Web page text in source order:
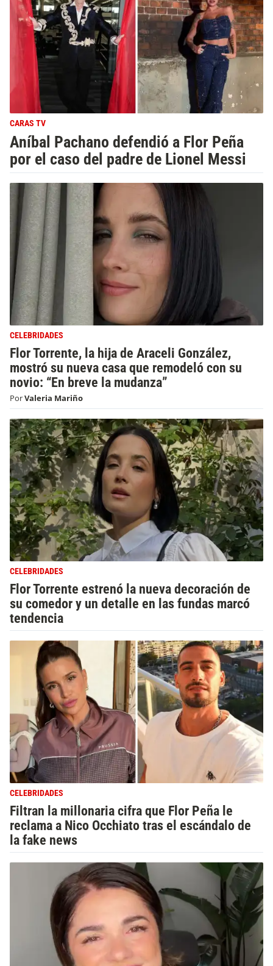
CARAS TV
Aníbal Pachano defendió a Flor Peña
por el caso del padre de Lionel Messi
CELEBRIDADES
Flor Torrente, la hija de Araceli González,
mostró su nueva casa que remodeló con su
novio: “En breve la mudanza”
PorValeria Mariño
CELEBRIDADES
Flor Torrente estrenó la nueva decoración de
su comedor y un detalle en las fundas marcó
tendencia
CELEBRIDADES
Filtran la millonaria cifra que Flor Peña le
reclama a Nico Occhiato tras el escándalo de
la fake news